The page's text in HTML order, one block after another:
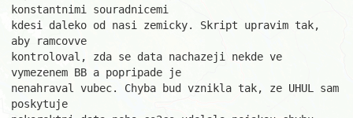
konstantnimi souradnicemi
kdesi daleko od nasi zemicky. Skript upravim tak,
aby ramcovve
kontroloval, zda se data nachazeji nekde ve
vymezenem BB a popripade je
nenahraval vubec. Chyba bud vznikla tak, ze UHUL sam
poskytuje